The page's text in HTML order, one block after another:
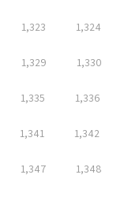
1,323 1,324
1,329 1,330
1,335 1,336
1,341 1,342
1,347 1,348